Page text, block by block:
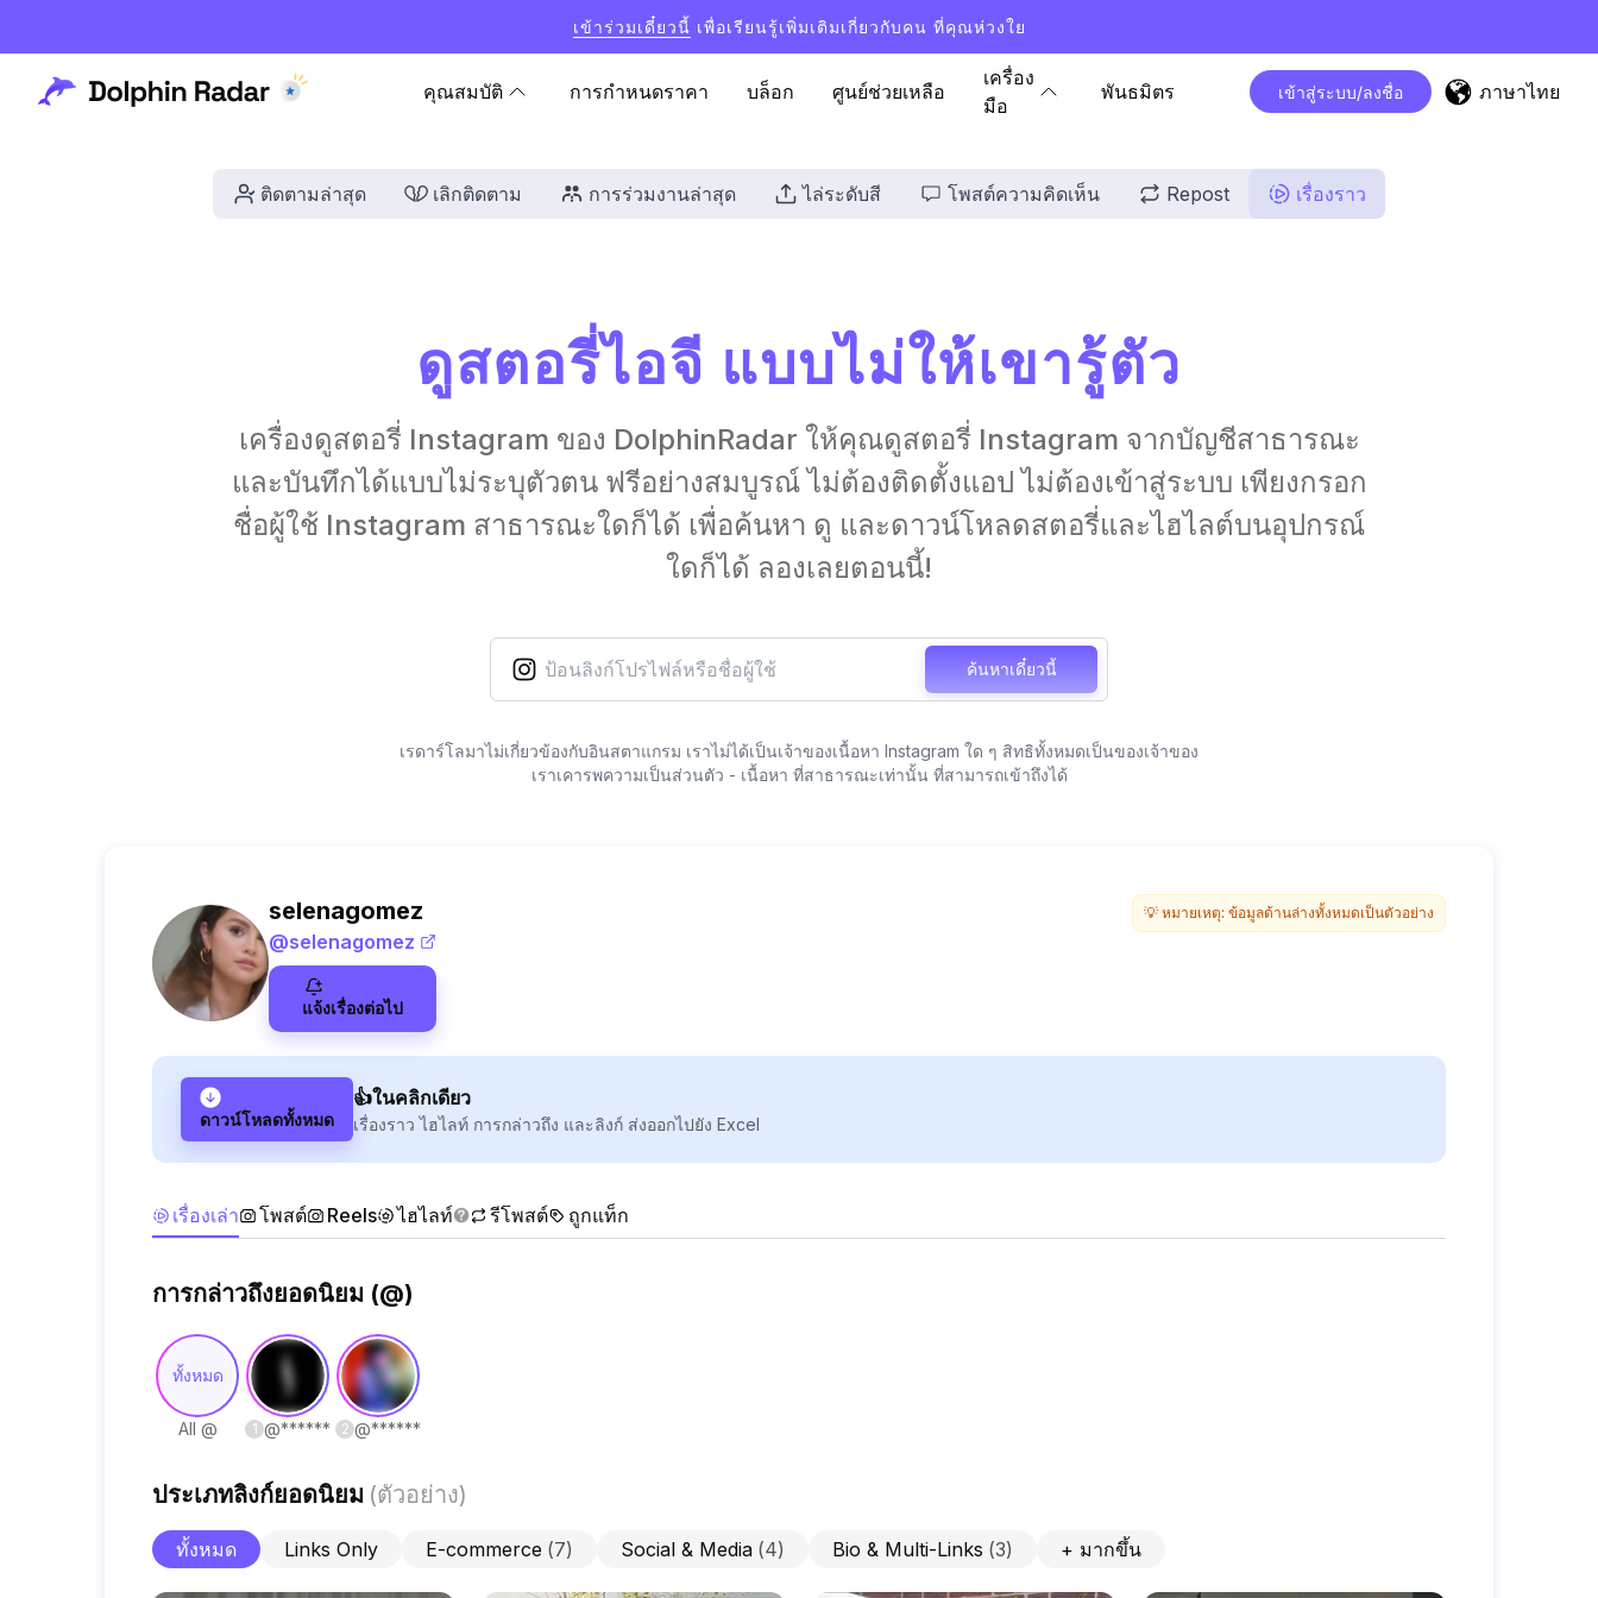
เข้าร่วมเดี๋ยวนี้ เพื่อเรียนรู้เพิ่มเติมเกี่ยวกับคน ที่คุณห่วงใย
คุณสมบัติ การกำหนดราคา บล็อก ศูนย์ช่วยเหลือ
เครื่อง
มือ
พันธมิตร เข้าสู่ระบบ/ลงชื่อ ภาษาไทย
ติดตามล่าสุด เลิกติดตาม การร่วมงานล่าสุด ไล่ระดับสี โพสต์ความคิดเห็น Repost เรื่องราว
ดูสตอรี่ไอจี แบบไม่ให้เขารู้ตัว
เครื่องดูสตอรี่ Instagram ของ DolphinRadar ให้คุณดูสตอรี่ Instagram จากบัญชีสาธารณะ
และบันทึกได้แบบไม่ระบุตัวตน ฟรีอย่างสมบูรณ์ ไม่ต้องติดตั้งแอป ไม่ต้องเข้าสู่ระบบ เพียงกรอก
ชื่อผู้ใช้ Instagram สาธารณะใดก็ได้ เพื่อค้นหา ดู และดาวน์โหลดสตอรี่และไฮไลต์บนอุปกรณ์
ใดก็ได้ ลองเลยตอนนี้!
ค้นหาเดี๋ยวนี้
เรดาร์โลมาไม่เกี่ยวข้องกับอินสตาแกรม เราไม่ได้เป็นเจ้าของเนื้อหา Instagram ใด ๆ สิทธิทั้งหมดเป็นของเจ้าของ
เราเคารพความเป็นส่วนตัว - เนื้อหา ที่สาธารณะเท่านั้น ที่สามารถเข้าถึงได้
selenagomez
@selenagomez
💡 หมายเหตุ: ข้อมูลด้านล่างทั้งหมดเป็นตัวอย่าง
แจ้งเรื่องต่อไป
ดาวน์โหลดทั้งหมด
👍ในคลิกเดียว
เรื่องราว ไฮไลท์ การกล่าวถึง และลิงก์ ส่งออกไปยัง Excel
เรื่องเล่า โพสต์ Reels ไฮไลท์ รีโพสต์ ถูกแท็ก
การกล่าวถึงยอดนิยม (@)
ทั้งหมด
All @ 1 @****** 2 @******
ประเภทลิงก์ยอดนิยม (ตัวอย่าง)
ทั้งหมด Links Only E-commerce (7) Social & Media (4) Bio & Multi-Links (3) + มากขึ้น